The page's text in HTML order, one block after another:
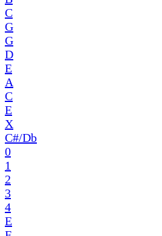
C
G
G
D
E
A
C
E
X
C#/Db
0
1
2
3
4
E